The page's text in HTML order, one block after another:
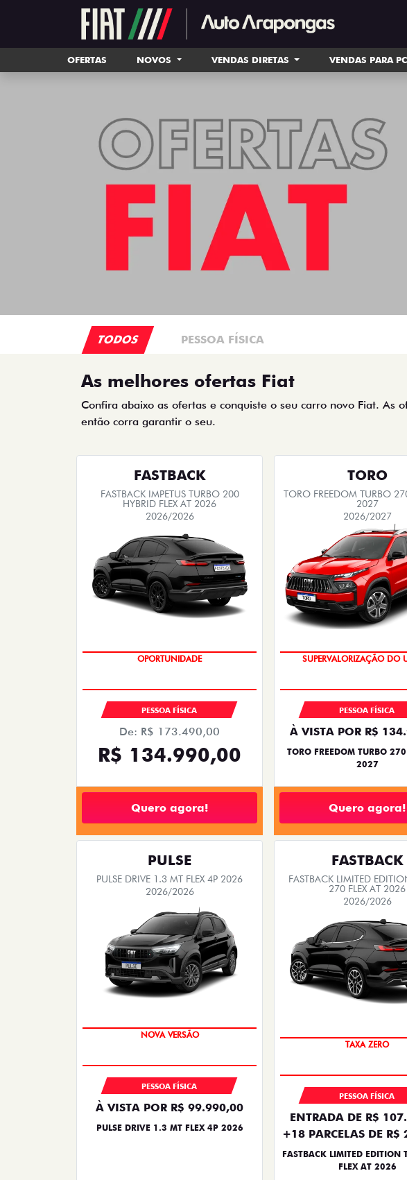
OFERTAS NOVOS VENDAS DIRETAS VENDAS PARA
TODOS PESSOA FÍSICA
As melhores ofertas Fiat
Confira abaixo as ofertas e conquiste o seu carro novo Fiat. As
então corra garantir o seu.
FASTBACK
FASTBACK IMPETUS TURBO 200
HYBRID FLEX AT 2026
2026/2026
OPORTUNIDADE
PESSOA FÍSICA
De: R$ 173.490,00
R$ 134.990,00
Quero agora!
TORO
TORO FREEDOM TURBO
2027
2026/2027
SUPERVALORIZAÇÃO DO
PESSOA FÍSICA
À VISTA POR R$
TORO FREEDOM TURBO
2027
Quero agora!
PULSE
PULSE DRIVE 1.3 MT FLEX 4P 2026
2026/2026
NOVA VERSÃO
PESSOA FÍSICA
À VISTA POR R$ 99.990,00
PULSE DRIVE 1.3 MT FLEX 4P 2026
FASTBACK
FASTBACK LIMITED
270 FLEX AT 2026
2026/2026
TAXA ZERO
PESSOA FÍSICA
ENTRADA DE R$
+18 PARCELAS DE
FASTBACK LIMITED EDITION
FLEX AT 2026